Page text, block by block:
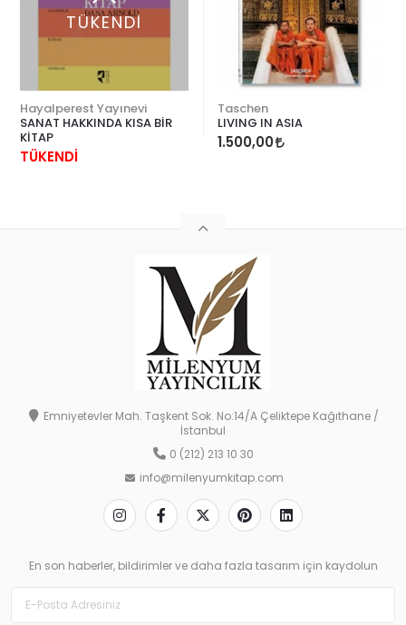
TÜKENDİ
Hayalperest Yayınevi
SANAT HAKKINDA KISA BİR
KİTAP
TÜKENDİ
Taschen
LIVING IN ASIA
1.500,00
Emniyetevler Mah. Taşkent Sok. No:14/A Çeliktepe Kağıthane /
İstanbul
0 (212) 213 10 30
info@milenyumkitap.com
En son haberler, bildirimler ve daha fazla tasarım için kaydolun